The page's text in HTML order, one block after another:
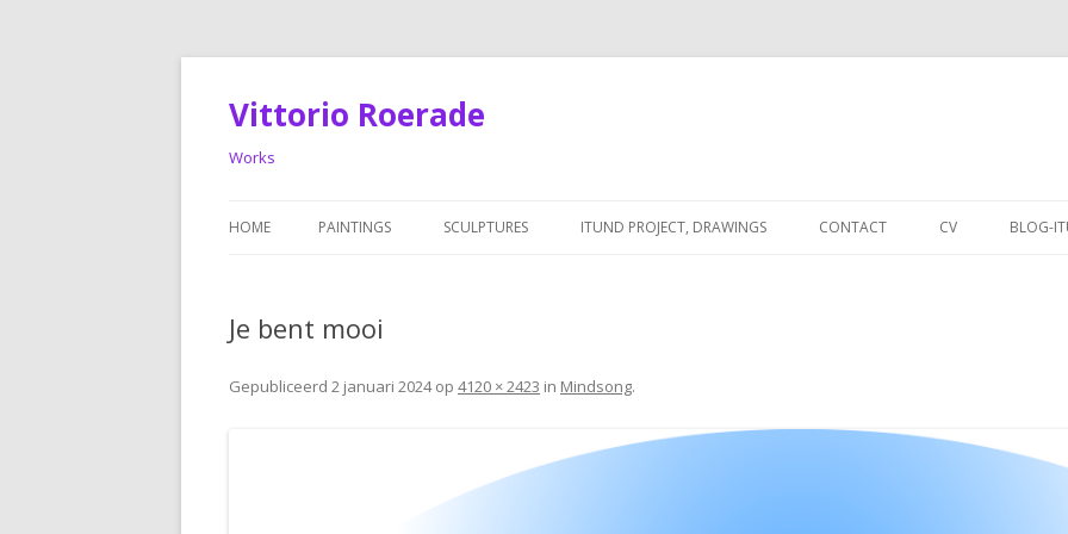
Vittorio Roerade
Works
naar
HOME PAINTINGS SCULPTURES ITUND PROJECT, DRAWINGS CONTACT CV BLOG-
Je bent mooi
Gepubliceerd 2 januari 2024op 4120 × 2423 in Mindsong.